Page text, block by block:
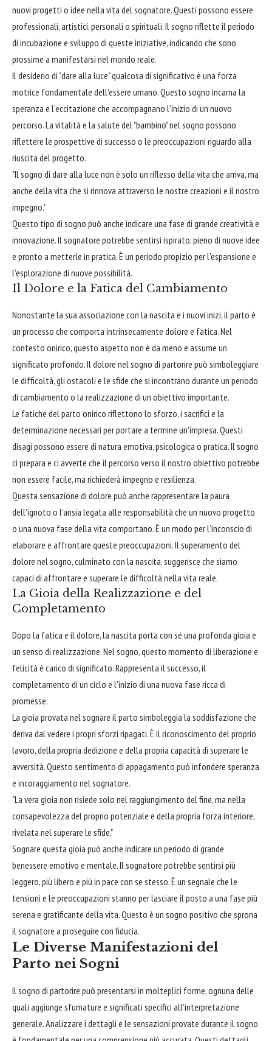
nuovi progetti o idee nella vita del sognatore. Questi possono essere
professionali, artistici, personali o spirituali. Il sogno riflette il periodo
di incubazione e sviluppo di queste iniziative, indicando che sono
prossime a manifestarsi nel mondo reale.
Il desiderio di "dare alla luce" qualcosa di significativo è una forza
motrice fondamentale dell'essere umano. Questo sogno incarna la
speranza e l'eccitazione che accompagnano l'inizio di un nuovo
percorso. La vitalità e la salute del "bambino" nel sogno possono
riflettere le prospettive di successo o le preoccupazioni riguardo alla
riuscita del progetto.
"Il sogno di dare alla luce non è solo un riflesso della vita che arriva, ma
anche della vita che si rinnova attraverso le nostre creazioni e il nostro
impegno."
Questo tipo di sogno può anche indicare una fase di grande creatività e
innovazione. Il sognatore potrebbe sentirsi ispirato, pieno di nuove idee
e pronto a metterle in pratica. È un periodo propizio per l'espansione e
l'esplorazione di nuove possibilità.
Il Dolore e la Fatica del Cambiamento
Nonostante la sua associazione con la nascita e i nuovi inizi, il parto è
un processo che comporta intrinsecamente dolore e fatica. Nel
contesto onirico, questo aspetto non è da meno e assume un
significato profondo. Il dolore nel sogno di partorire può simboleggiare
le difficoltà, gli ostacoli e le sfide che si incontrano durante un periodo
di cambiamento o la realizzazione di un obiettivo importante.
Le fatiche del parto onirico riflettono lo sforzo, i sacrifici e la
determinazione necessari per portare a termine un'impresa. Questi
disagi possono essere di natura emotiva, psicologica o pratica. Il sogno
ci prepara e ci avverte che il percorso verso il nostro obiettivo potrebbe
non essere facile, ma richiederà impegno e resilienza.
Questa sensazione di dolore può anche rappresentare la paura
dell'ignoto o l'ansia legata alle responsabilità che un nuovo progetto
o una nuova fase della vita comportano. È un modo per l'inconscio di
elaborare e affrontare queste preoccupazioni. Il superamento del
dolore nel sogno, culminato con la nascita, suggerisce che siamo
capaci di affrontare e superare le difficoltà nella vita reale.
La Gioia della Realizzazione e del
Completamento
Dopo la fatica e il dolore, la nascita porta con sé una profonda gioia e
un senso di realizzazione. Nel sogno, questo momento di liberazione e
felicità è carico di significato. Rappresenta il successo, il
completamento di un ciclo e l'inizio di una nuova fase ricca di
promesse.
La gioia provata nel sognare il parto simboleggia la soddisfazione che
deriva dal vedere i propri sforzi ripagati. È il riconoscimento del proprio
lavoro, della propria dedizione e della propria capacità di superare le
avversità. Questo sentimento di appagamento può infondere speranza
e incoraggiamento nel sognatore.
"La vera gioia non risiede solo nel raggiungimento del fine, ma nella
consapevolezza del proprio potenziale e della propria forza interiore,
rivelata nel superare le sfide."
Sognare questa gioia può anche indicare un periodo di grande
benessere emotivo e mentale. Il sognatore potrebbe sentirsi più
leggero, più libero e più in pace con se stesso. È un segnale che le
tensioni e le preoccupazioni stanno per lasciare il posto a una fase più
serena e gratificante della vita. Questo è un sogno positivo che sprona
il sognatore a proseguire con fiducia.
Le Diverse Manifestazioni del
Parto nei Sogni
Il sogno di partorire può presentarsi in molteplici forme, ognuna delle
quali aggiunge sfumature e significati specifici all'interpretazione
generale. Analizzare i dettagli e le sensazioni provate durante il sogno